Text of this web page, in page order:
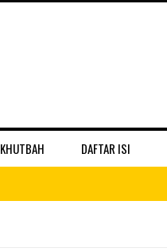
KHUTBAH DAFTAR ISI